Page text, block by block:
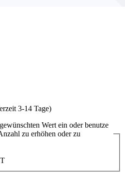
3-14 Tage)
Wert ein oder benutze
zu erhöhen oder zu